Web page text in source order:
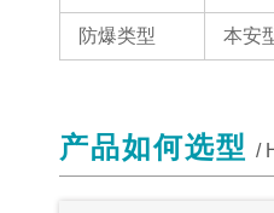
防爆类型 本安
产品如何选型 /